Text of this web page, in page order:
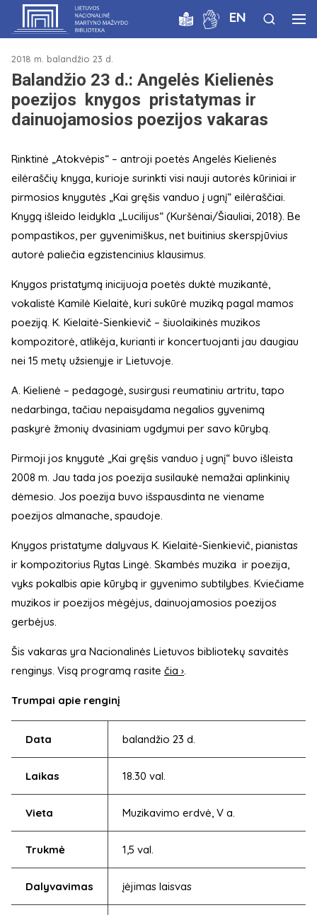
EN
2018 m. balandžio 23 d.
Balandžio 23 d.: Angelės Kielienės
poezijos knygos pristatymas ir
dainuojamosios poezijos vakaras
Rinktinė „Atokvėpis“ – antroji poetės Angelės Kielienės
eilėraščių knyga, kurioje surinkti visi nauji autorės kūriniai ir
pirmosios knygutės „Kai gręšis vanduo į ugnį“ eilėraščiai.
Knygą išleido leidykla „Lucilijus“ (Kuršėnai/Šiauliai, 2018). Be
pompastikos, per gyvenimiškus, net buitinius skerspjūvius
autorė paliečia egzistencinius klausimus.
Knygos pristatymą inicijuoja poetės duktė muzikantė,
vokalistė Kamilė Kielaitė, kuri sukūrė muziką pagal mamos
poeziją. K. Kielaitė-Sienkievič – šiuolaikinės muzikos
kompozitorė, atlikėja, kurianti ir koncertuojanti jau daugiau
nei 15 metų užsienyje ir Lietuvoje.
A. Kielienė – pedagogė, susirgusi reumatiniu artritu, tapo
nedarbinga, tačiau nepaisydama negalios gyvenimą
paskyrė žmonių dvasiniam ugdymui per savo kūrybą.
Pirmoji jos knygutė „Kai gręšis vanduo į ugnį“ buvo išleista
2008 m. Jau tada jos poezija susilaukė nemažai aplinkinių
dėmesio. Jos poezija buvo išspausdinta ne viename
poezijos almanache, spaudoje.
Knygos pristatyme dalyvaus K. Kielaitė-Sienkievič, pianistas
ir kompozitorius Rytas Lingė. Skambės muzika ir poezija,
vyks pokalbis apie kūrybą ir gyvenimo subtilybes. Kviečiame
muzikos ir poezijos mėgėjus, dainuojamosios poezijos
gerbėjus.
Šis vakaras yra Nacionalinės Lietuvos bibliotekų savaitės
renginys. Visą programą rasite čia ›
Trumpai apie renginį
Data balandžio 23 d.
Laikas 18.30 val.
Vieta Muzikavimo erdvė, V a.
Trukmė 1,5 val.
Dalyvavimas įėjimas laisvas